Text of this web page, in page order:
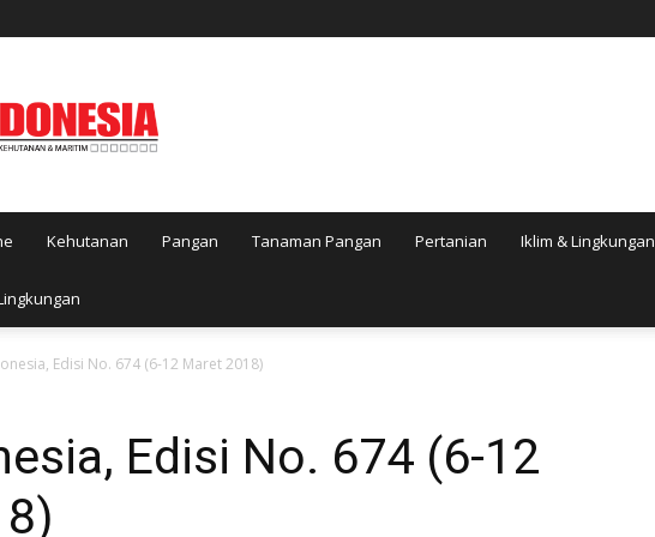
Kehutanan Pangan Tanaman Pangan Pertanian Iklim & Lingkungan
Edisi No. 674 (6-12 Maret 2018)
Edisi No. 674 (6-12